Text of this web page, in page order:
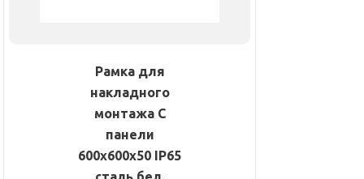
Рамка для
накладного
монтажа C
панели
600х600х50 IP65